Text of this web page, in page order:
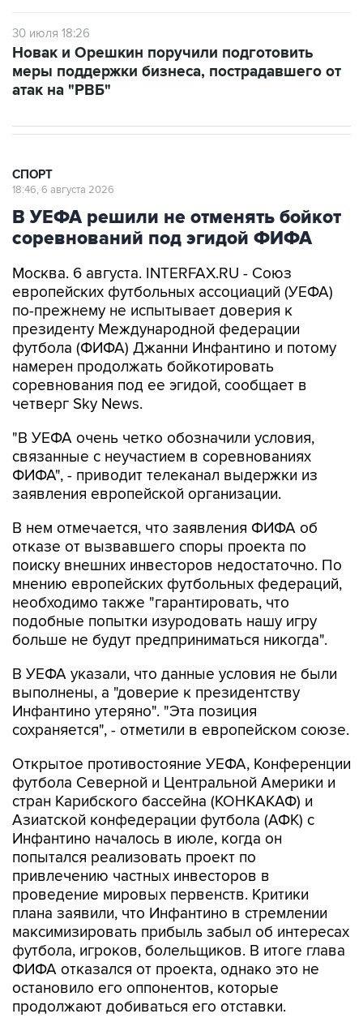
30 июля 18:26
Новак и Орешкин поручили подготовить
меры поддержки бизнеса, пострадавшего от
атак на "РВБ"
СПОРТ
18:46, 6 августа 2026
В УЕФА решили не отменять бойкот
соревнований под эгидой ФИФА
Москва. 6 августа. INTERFAX.RU - Союз
европейских футбольных ассоциаций (УЕФА)
по-прежнему не испытывает доверия к
президенту Международной федерации
футбола (ФИФА) Джанни Инфантино и потому
намерен продолжать бойкотировать
соревнования под ее эгидой, сообщает в
четверг Sky News.
"В УЕФА очень четко обозначили условия,
связанные с неучастием в соревнованиях
ФИФА", - приводит телеканал выдержки из
заявления европейской организации.
В нем отмечается, что заявления ФИФА об
отказе от вызвавшего споры проекта по
поиску внешних инвесторов недостаточно. По
мнению европейских футбольных федераций,
необходимо также "гарантировать, что
подобные попытки изуродовать нашу игру
больше не будут предприниматься никогда".
В УЕФА указали, что данные условия не были
выполнены, а "доверие к президентству
Инфантино утеряно". "Эта позиция
сохраняется", - отметили в европейском союзе.
Открытое противостояние УЕФА, Конференции
футбола Северной и Центральной Америки и
стран Карибского бассейна (КОНКАКАФ) и
Азиатской конфедерации футбола (АФК) с
Инфантино началось в июле, когда он
попытался реализовать проект по
привлечению частных инвесторов в
проведение мировых первенств. Критики
плана заявили, что Инфантино в стремлении
максимизировать прибыль забыл об интересах
футбола, игроков, болельщиков. В итоге глава
ФИФА отказался от проекта, однако это не
остановило его оппонентов, которые
продолжают добиваться его отставки.